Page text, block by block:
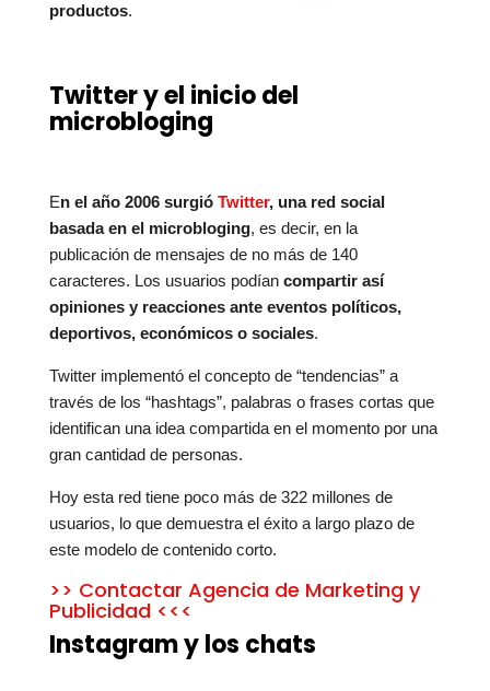
productos.
Twitter y el inicio del
microbloging
En el año 2006 surgió Twitter, una red social
basada en el microbloging, es decir, en la
publicación de mensajes de no más de 140
caracteres. Los usuarios podían compartir así
opiniones y reacciones ante eventos políticos,
deportivos, económicos o sociales.
Twitter implementó el concepto de “tendencias” a
través de los “hashtags”, palabras o frases cortas que
identifican una idea compartida en el momento por una
gran cantidad de personas.
Hoy esta red tiene poco más de 322 millones de
usuarios, lo que demuestra el éxito a largo plazo de
este modelo de contenido corto.
>> Contactar Agencia de Marketing y
Publicidad <<<
Instagram y los chats